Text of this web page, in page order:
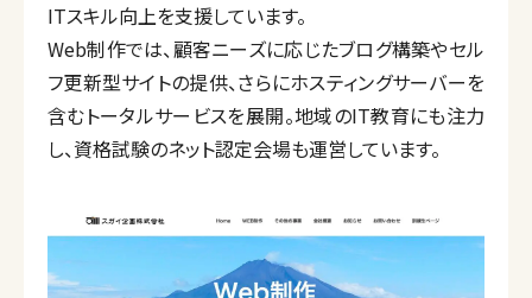
ITスキル向上を支援しています。
Web制作では、顧客ニーズに応じたブログ構築やセル
フ更新型サイトの提供、さらにホスティングサーバーを
含むトータルサービスを展開。地域のIT教育にも注力
し、資格試験のネット認定会場も運営しています。